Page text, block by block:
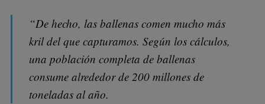
“De hecho, las ballenas comen mucho más
kril del que capturamos. Según los cálculos,
una población completa de ballenas
consume alrededor de 200 millones de
toneladas al año.